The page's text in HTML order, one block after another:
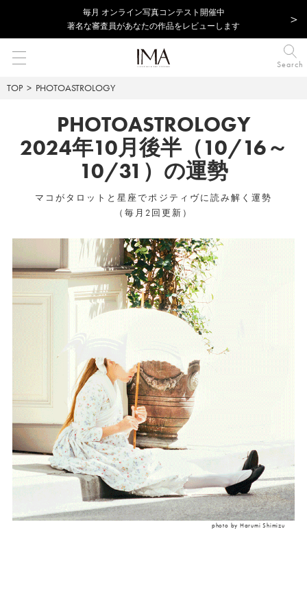
毎⽉ オンライン写真コンテスト開催中
著名な審査員があなたの作品をレビューします
Search
TOP PHOTOASTROLOGY
PHOTOASTROLOGY
2024年10月後半（10/16～
10/31）の運勢
マコがタロットと星座でポジティヴに読み解く運勢
（毎月2回更新）
photo by Harumi Shimizu